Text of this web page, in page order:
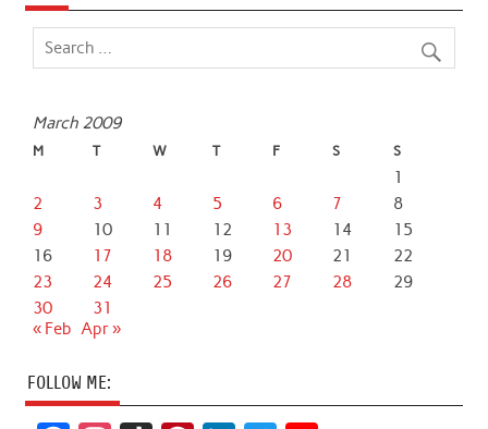
March 2009
M T W T F S S
1
2
3 4 5 6 7
8
9
10 11 12 13 14
15
16
17 18 19 20 21
22
23
24 25 26 27 28
29
30
31
« Feb Apr »
FOLLOW ME: